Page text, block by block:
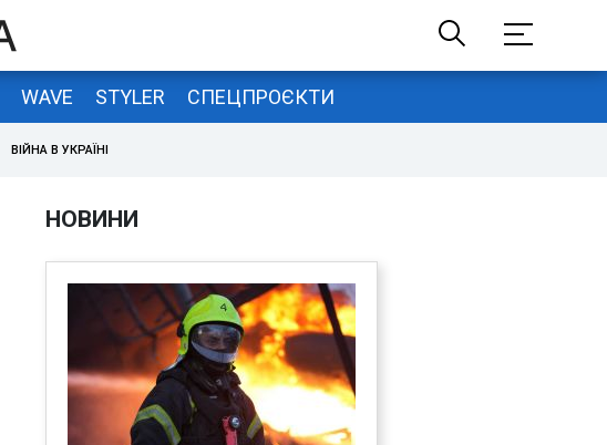
WAVE STYLER СПЕЦПРОЄКТИ
ВІЙНА В УКРАЇНІ
НОВИНИ